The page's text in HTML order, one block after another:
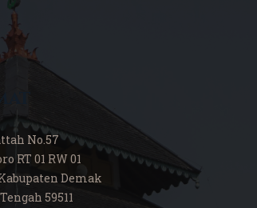
No.57
RT 01 RW 01
Demak
59511